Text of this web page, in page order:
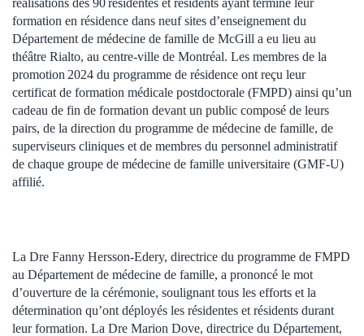
réalisations des 90 résidentes et résidents ayant terminé leur
formation en résidence dans neuf sites d’enseignement du
Département de médecine de famille de McGill a eu lieu au
théâtre Rialto, au centre-ville de Montréal. Les membres de la
promotion 2024 du programme de résidence ont reçu leur
certificat de formation médicale postdoctorale (FMPD) ainsi qu’un
cadeau de fin de formation devant un public composé de leurs
pairs, de la direction du programme de médecine de famille, de
superviseurs cliniques et de membres du personnel administratif
de chaque groupe de médecine de famille universitaire (GMF-U)
affilié.
La Dre Fanny Hersson-Edery, directrice du programme de FMPD
au Département de médecine de famille, a prononcé le mot
d’ouverture de la cérémonie, soulignant tous les efforts et la
détermination qu’ont déployés les résidentes et résidents durant
leur formation. La Dre Marion Dove, directrice du Département,